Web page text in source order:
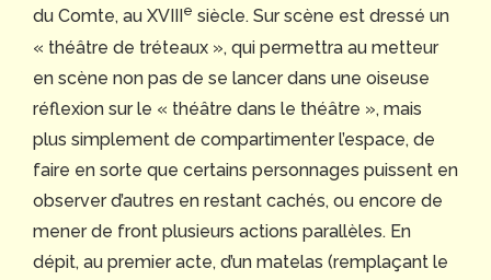
du Comte, au XVIII
e siècle. Sur scène est dressé un
« théâtre de tréteaux », qui permettra au metteur
en scène non pas de se lancer dans une oiseuse
réflexion sur le « théâtre dans le théâtre », mais
plus simplement de compartimenter l’espace, de
faire en sorte que certains personnages puissent en
observer d’autres en restant cachés, ou encore de
mener de front plusieurs actions parallèles. En
dépit, au premier acte, d’un matelas (remplaçant le